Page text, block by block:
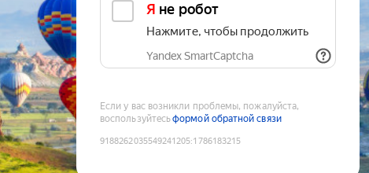
Я не робот
Нажмите, чтобы продолжить
Yandex SmartCaptcha
Если у вас возникли проблемы, пожалуйста,
воспользуйтесьформой обратной связи
9188262035549241205:1786183215